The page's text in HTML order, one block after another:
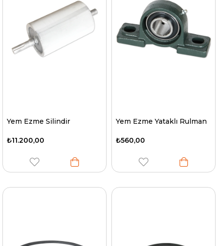
Yem Ezme Silindir
₺11.200,00
Yem Ezme Yataklı Rulman
₺560,00